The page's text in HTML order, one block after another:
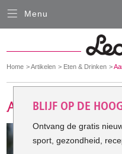
You
here:
Home Artikelen Eten & Drinken
Menu
Sluiten
HARDLOOPKLEDING
FIETSKLEDING
SERVICE
BLIJF OP DE
Ontvang de gratis
sport, gezondheid,